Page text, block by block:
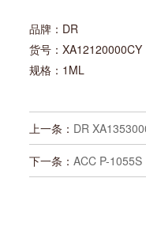
品牌：DR
货号：XA12120000CY
规格：1ML
上一条： DR
下一条： ACC P-1055S